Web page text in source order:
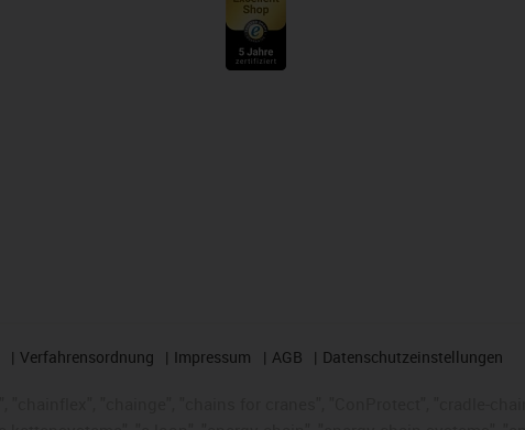
Verfahrensordnung Impressum AGB Datenschutzeinstellungen